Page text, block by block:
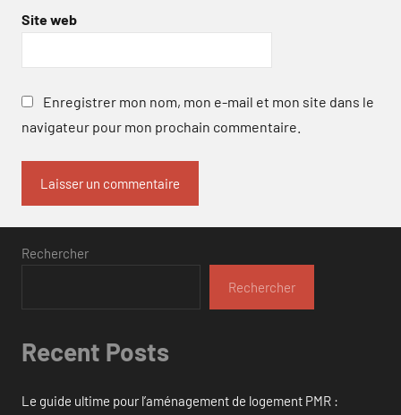
Site web
Enregistrer mon nom, mon e-mail et mon site dans le
navigateur pour mon prochain commentaire.
Rechercher
Rechercher
Recent Posts
Le guide ultime pour l’aménagement de logement PMR :